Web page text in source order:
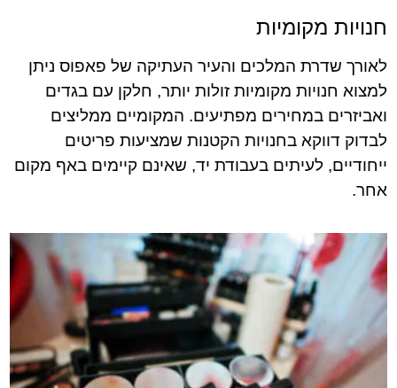
חנויות מקומיות
לאורך שדרת המלכים והעיר העתיקה של פאפוס ניתן
למצוא חנויות מקומיות זולות יותר, חלקן עם בגדים
ואביזרים במחירים מפתיעים. המקומיים ממליצים
לבדוק דווקא בחנויות הקטנות שמציעות פריטים
ייחודיים, לעיתים בעבודת יד, שאינם קיימים באף מקום
אחר.